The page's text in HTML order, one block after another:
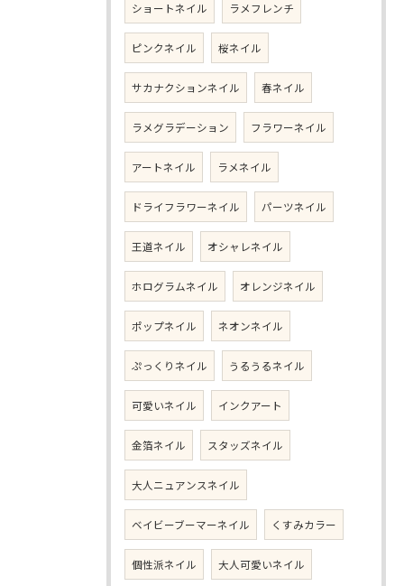
ショートネイル ラメフレンチ
ピンクネイル 桜ネイル
サカナクションネイル 春ネイル
ラメグラデーション フラワーネイル
アートネイル ラメネイル
ドライフラワーネイル パーツネイル
王道ネイル オシャレネイル
ホログラムネイル オレンジネイル
ポップネイル ネオンネイル
ぷっくりネイル うるうるネイル
可愛いネイル インクアート
金箔ネイル スタッズネイル
大人ニュアンスネイル
ベイビーブーマーネイル くすみカラー
個性派ネイル 大人可愛いネイル